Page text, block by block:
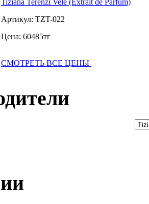
Артикул: TZT-022
Цена: 60485тг
СМОТРЕТЬ ВСЕ ЦЕНЫ